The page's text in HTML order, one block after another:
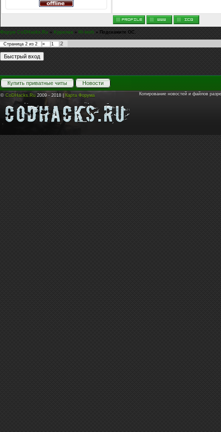
Форум CoDHacks.Ru » Курилка » Hi-tech » Подскажите ОС.
Страница 2 из 2 « 1 2
Купить приватные читы Новости
© CoDHacks.Ru 2009 - 2018 | Карта Форума Копирование новостей и файлов